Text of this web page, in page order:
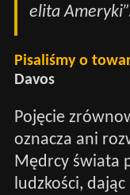
elita
Pisaliśmy o
Davos
Pojęcie
oznacza ani
Mędrcy świata
ludzkości,